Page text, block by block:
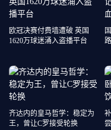
欧冠决赛付费墙遭破 英国
1620万球迷涌入盗播平台
齐达内的皇马哲学：稳定为
王，曾让C罗接受轮换